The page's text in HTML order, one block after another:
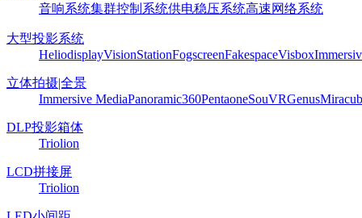
音响系统集群控制系统供电稳压系统高速网络系统
大型投影系统
HeliodisplayVisionStationFogscreenFakespaceVisbox
立体拍摄|全景
Immersive MediaPanoramic360PentaoneSouVRGenus
DLP投影箱体
Triolion
LCD拼接屏
Triolion